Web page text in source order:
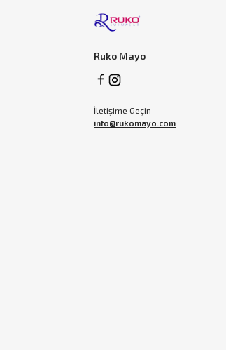
Ruko Mayo
İletişime Geçin
info@rukomayo.com